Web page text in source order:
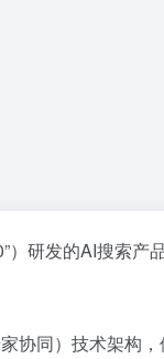
研发的AI搜索
协同）技术架构